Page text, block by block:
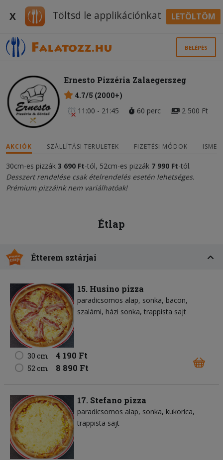
X Töltsd le applikációnkat LETÖLTÖM
BELÉPÉS
Ernesto Pizzéria Zalaegerszeg
4.7/5 (2000+)
11:00 - 21:45
60 perc 2 500 Ft
AKCIÓK SZÁLLÍTÁSI TERÜLETEK FIZETÉSI MÓDOK
30cm-es pizzák 3 690 Ft-tól, 52cm-es pizzák 7 990 Ft-tól.
Desszert rendelése csak ételrendelés esetén lehetséges.
Prémium pizzáink nem variálhatóak!
Étlap
Étterem sztárjai
15. Husino pizza
paradicsomos alap sonka bacon
szalámi házi sonka trappista sajt
30 cm 4 190 Ft
52 cm 8 890 Ft
17. Stefano pizza
paradicsomos alap sonka kukorica
trappista sajt